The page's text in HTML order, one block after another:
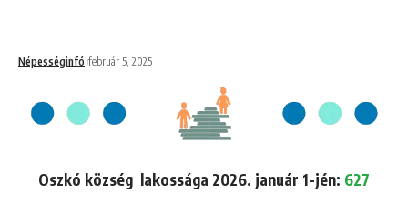
Népességinfó február 5, 2025
Oszkó község lakossága 2026. január 1-jén: 627